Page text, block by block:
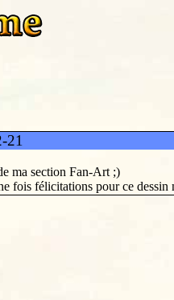
21
ma section Fan-Art ;)
fois félicitations pour ce dessin